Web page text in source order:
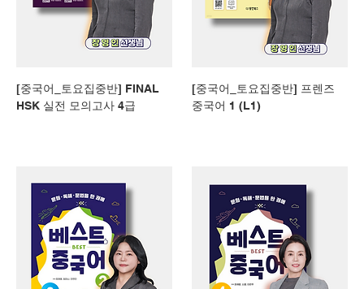
[중국어_토요집중반] FINAL
HSK 실전 모의고사 4급
[중국어_토요집중반] 프렌즈
중국어 1 (L1)